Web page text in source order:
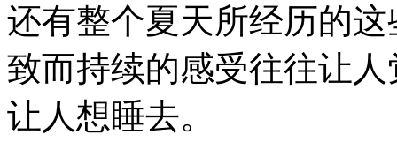
还有整个夏天所经历的
致而持续的感受往往让
让人想睡去。